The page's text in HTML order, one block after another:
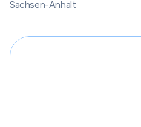
Sachsen-Anhalt